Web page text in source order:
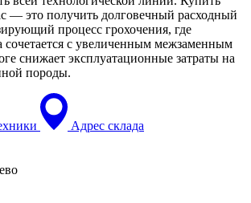
— это получить долговечный расходный
процесс грохочения, где
сочетается с увеличенным межзаменным
снижает эксплуатационные затраты на
породы.
Адрес склада